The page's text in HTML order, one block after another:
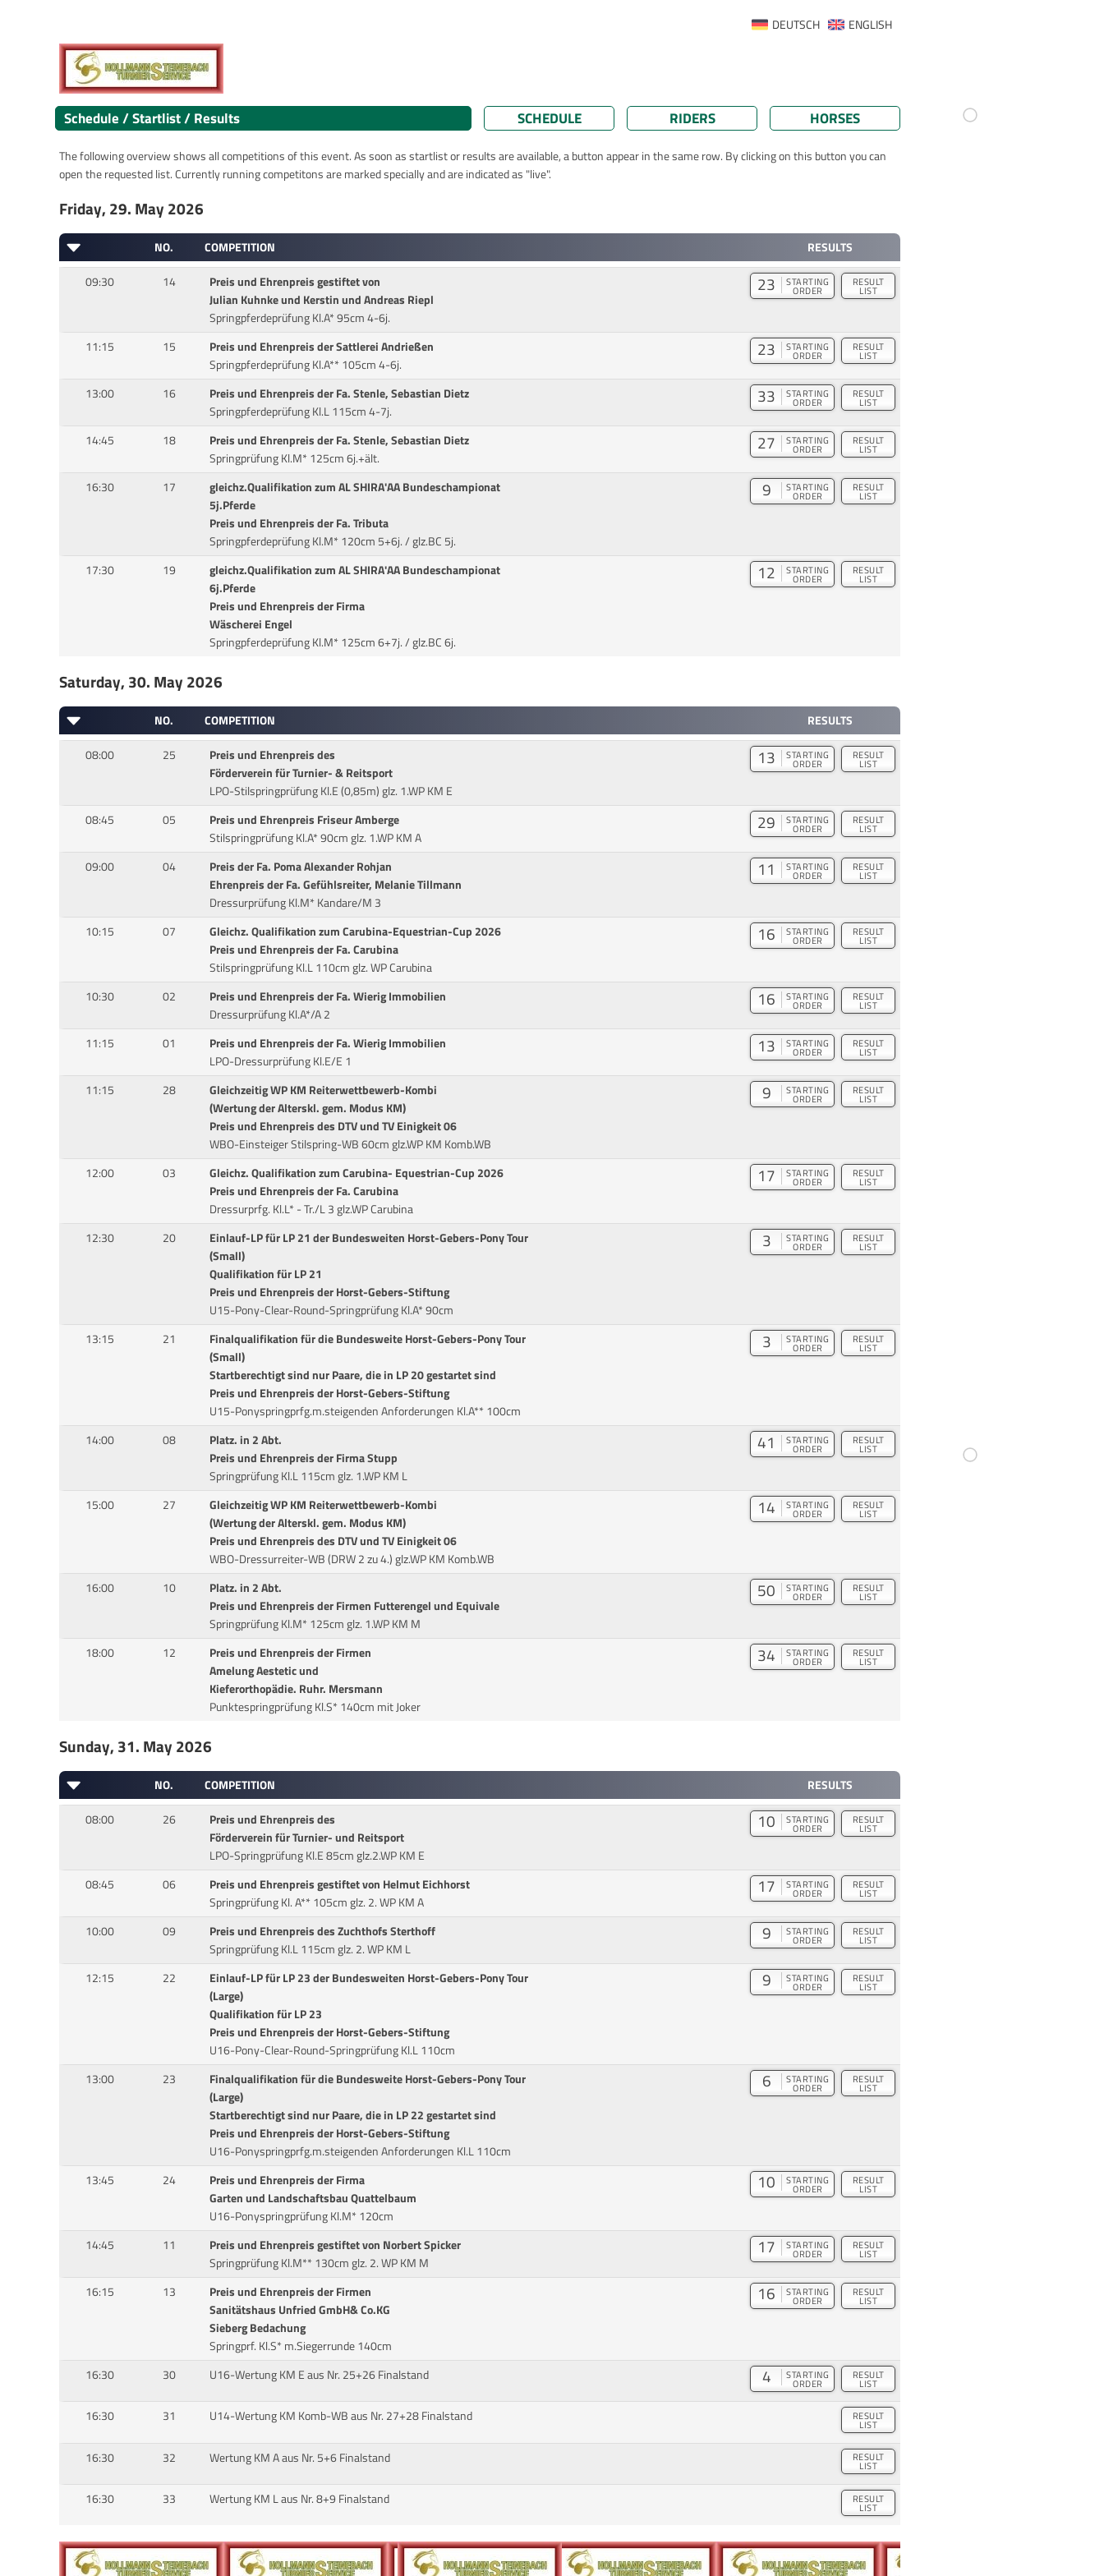
ENGLISH
DEUTSCH
Schedule / Startlist / Results SCHEDULE RIDERS HORSES
The following overview shows all competitions of this event. As soon as startlist or results are available, a button appear in the same row. By clicking on this button you can
open the requested list. Currently running competitons are marked specially and are indicated as "live".
Friday, 29. May 2026
NO. COMPETITION
RESULTS
09:30
14
Preis und Ehrenpreis gestiftet von
Julian Kuhnke und Kerstin und Andreas Riepl
Springpferdeprüfung Kl.A* 95cm 4-6j.
23 STARTING
ORDER
RESULT
LIST
11:15 15
Preis und Ehrenpreis der Sattlerei Andrießen
Springpferdeprüfung Kl.A** 105cm 4-6j.
23 STARTING
ORDER
RESULT
LIST
13:00 16
Preis und Ehrenpreis der Fa. Stenle, Sebastian Dietz
Springpferdeprüfung Kl.L 115cm 4-7j.
33 STARTING
ORDER
RESULT
LIST
14:45 18
Preis und Ehrenpreis der Fa. Stenle, Sebastian Dietz
Springprüfung Kl.M* 125cm 6j.+ält.
27 STARTING
ORDER
RESULT
LIST
16:30 17
gleichz.Qualifikation zum AL SHIRA'AA Bundeschampionat
5j.Pferde
Preis und Ehrenpreis der Fa. Tributa
Springpferdeprüfung Kl.M* 120cm 5+6j. / glz.BC 5j.
9 STARTING
ORDER
RESULT
LIST
17:30 19
gleichz.Qualifikation zum AL SHIRA'AA Bundeschampionat
6j.Pferde
Preis und Ehrenpreis der Firma
Wäscherei Engel
Springpferdeprüfung Kl.M* 125cm 6+7j. / glz.BC 6j.
12 STARTING
ORDER
RESULT
LIST
Saturday, 30. May 2026
NO. COMPETITION
RESULTS
08:00
25
Preis und Ehrenpreis des
Förderverein für Turnier- & Reitsport
LPO-Stilspringprüfung Kl.E (0,85m) glz. 1.WP KM E
13 STARTING
ORDER
RESULT
LIST
08:45 05
Preis und Ehrenpreis Friseur Amberge
Stilspringprüfung Kl.A* 90cm glz. 1.WP KM A
29 STARTING
ORDER
RESULT
LIST
09:00 04
Preis der Fa. Poma Alexander Rohjan
Ehrenpreis der Fa. Gefühlsreiter, Melanie Tillmann
Dressurprüfung Kl.M* Kandare/M 3
11 STARTING
ORDER
RESULT
LIST
10:15 07
Gleichz. Qualifikation zum Carubina-Equestrian-Cup 2026
Preis und Ehrenpreis der Fa. Carubina
Stilspringprüfung Kl.L 110cm glz. WP Carubina
16 STARTING
ORDER
RESULT
LIST
10:30 02
Preis und Ehrenpreis der Fa. Wierig Immobilien
Dressurprüfung Kl.A*/A 2
16 STARTING
ORDER
RESULT
LIST
11:15 01
Preis und Ehrenpreis der Fa. Wierig Immobilien
LPO-Dressurprüfung Kl.E/E 1
13 STARTING
ORDER
RESULT
LIST
11:15 28
Gleichzeitig WP KM Reiterwettbewerb-Kombi
(Wertung der Alterskl. gem. Modus KM)
Preis und Ehrenpreis des DTV und TV Einigkeit 06
WBO-Einsteiger Stilspring-WB 60cm glz.WP KM Komb.WB
9 STARTING
ORDER
RESULT
LIST
12:00 03
Gleichz. Qualifikation zum Carubina- Equestrian-Cup 2026
Preis und Ehrenpreis der Fa. Carubina
Dressurprfg. Kl.L* - Tr./L 3 glz.WP Carubina
17 STARTING
ORDER
RESULT
LIST
12:30 20
Einlauf-LP für LP 21 der Bundesweiten Horst-Gebers-Pony Tour
(Small)
Qualifikation für LP 21
Preis und Ehrenpreis der Horst-Gebers-Stiftung
U15-Pony-Clear-Round-Springprüfung Kl.A* 90cm
3 STARTING
ORDER
RESULT
LIST
13:15 21
Finalqualifikation für die Bundesweite Horst-Gebers-Pony Tour
(Small)
Startberechtigt sind nur Paare, die in LP 20 gestartet sind
Preis und Ehrenpreis der Horst-Gebers-Stiftung
U15-Ponyspringprfg.m.steigenden Anforderungen Kl.A** 100cm
3 STARTING
ORDER
RESULT
LIST
14:00 08
Platz. in 2 Abt.
Preis und Ehrenpreis der Firma Stupp
Springprüfung Kl.L 115cm glz. 1.WP KM L
41 STARTING
ORDER
RESULT
LIST
15:00 27
Gleichzeitig WP KM Reiterwettbewerb-Kombi
(Wertung der Alterskl. gem. Modus KM)
Preis und Ehrenpreis des DTV und TV Einigkeit 06
WBO-Dressurreiter-WB (DRW 2 zu 4.) glz.WP KM Komb.WB
14 STARTING
ORDER
RESULT
LIST
16:00 10
Platz. in 2 Abt.
Preis und Ehrenpreis der Firmen Futterengel und Equivale
Springprüfung Kl.M* 125cm glz. 1.WP KM M
50 STARTING
ORDER
RESULT
LIST
18:00 12
Preis und Ehrenpreis der Firmen
Amelung Aestetic und
Kieferorthopädie. Ruhr. Mersmann
Punktespringprüfung Kl.S* 140cm mit Joker
34 STARTING
ORDER
RESULT
LIST
Sunday, 31. May 2026
NO. COMPETITION
RESULTS
08:00
26
Preis und Ehrenpreis des
Förderverein für Turnier- und Reitsport
LPO-Springprüfung Kl.E 85cm glz.2.WP KM E
10 STARTING
ORDER
RESULT
LIST
08:45 06
Preis und Ehrenpreis gestiftet von Helmut Eichhorst
Springprüfung Kl. A** 105cm glz. 2. WP KM A
17 STARTING
ORDER
RESULT
LIST
10:00 09
Preis und Ehrenpreis des Zuchthofs Sterthoff
Springprüfung Kl.L 115cm glz. 2. WP KM L
9 STARTING
ORDER
RESULT
LIST
12:15 22
Einlauf-LP für LP 23 der Bundesweiten Horst-Gebers-Pony Tour
(Large)
Qualifikation für LP 23
Preis und Ehrenpreis der Horst-Gebers-Stiftung
U16-Pony-Clear-Round-Springprüfung Kl.L 110cm
9 STARTING
ORDER
RESULT
LIST
13:00 23
Finalqualifikation für die Bundesweite Horst-Gebers-Pony Tour
(Large)
Startberechtigt sind nur Paare, die in LP 22 gestartet sind
Preis und Ehrenpreis der Horst-Gebers-Stiftung
U16-Ponyspringprfg.m.steigenden Anforderungen Kl.L 110cm
6 STARTING
ORDER
RESULT
LIST
13:45 24
Preis und Ehrenpreis der Firma
Garten und Landschaftsbau Quattelbaum
U16-Ponyspringprüfung Kl.M* 120cm
10 STARTING
ORDER
RESULT
LIST
14:45 11
Preis und Ehrenpreis gestiftet von Norbert Spicker
Springprüfung Kl.M** 130cm glz. 2. WP KM M
17 STARTING
ORDER
RESULT
LIST
16:15 13
Preis und Ehrenpreis der Firmen
Sanitätshaus Unfried GmbH& Co.KG
Sieberg Bedachung
Springprf. Kl.S* m.Siegerrunde 140cm
16 STARTING
ORDER
RESULT
LIST
16:30 30 U16-Wertung KM E aus Nr. 25+26 Finalstand 4 STARTING
ORDER
RESULT
LIST
16:30 31 U14-Wertung KM Komb-WB aus Nr. 27+28 Finalstand RESULT
LIST
16:30 32 Wertung KM A aus Nr. 5+6 Finalstand RESULT
LIST
16:30 33 Wertung KM L aus Nr. 8+9 Finalstand RESULT
LIST